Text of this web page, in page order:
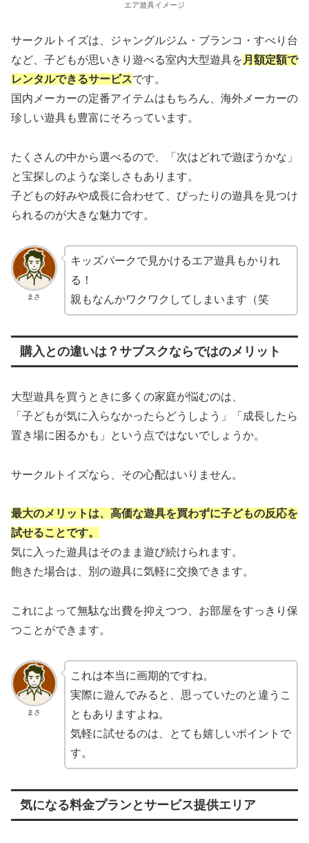
エア遊具イメージ
サークルトイズは、ジャングルジム・ブランコ・すべり台
など、子どもが思いきり遊べる室内大型遊具を 月額定額で
レンタルできるサービスです。
国内メーカーの定番アイテムはもちろん、海外メーカーの
珍しい遊具も豊富にそろっています。
たくさんの中から選べるので、「次はどれで遊ぼうかな」
と宝探しのような楽しさもあります。
子どもの好みや成長に合わせて、ぴったりの遊具を見つけ
られるのが大きな魅力です。
まさ
キッズパークで見かけるエア遊具もかりれ
る！
親もなんかワクワクしてしまいます（笑
購入との違いは？サブスクならではのメリット
大型遊具を買うときに多くの家庭が悩むのは、
「子どもが気に入らなかったらどうしよう」「成長したら
置き場に困るかも」という点ではないでしょうか。
サークルトイズなら、その心配はいりません。
最大のメリットは、高価な遊具を買わずに子どもの反応を
試せることです。
気に入った遊具はそのまま遊び続けられます。
飽きた場合は、別の遊具に気軽に交換できます。
これによって無駄な出費を抑えつつ、お部屋をすっきり保
つことができます。
まさ
これは本当に画期的ですね。
実際に遊んでみると、思っていたのと違うこ
ともありますよね。
気軽に試せるのは、とても嬉しいポイントで
す。
気になる料金プランとサービス提供エリア